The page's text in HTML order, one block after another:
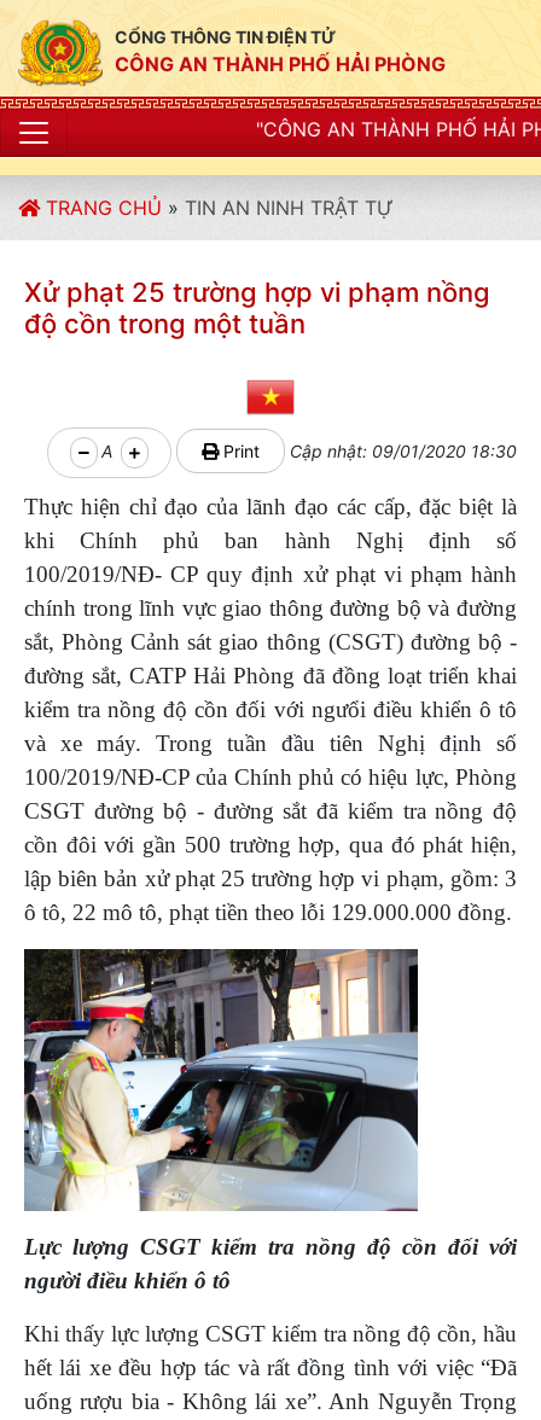
CỔNG THÔNG TIN ĐIỆN TỬ
CÔNG AN THÀNH PHỐ HẢI PHÒNG
"CÔNG AN THÀNH PHỐ HẢI PHÒNG SIẾT
TRANG CHỦ » TIN AN NINH TRẬT TỰ
Xử phạt 25 trường hợp vi phạm nồng
độ cồn trong một tuần
A Print Cập nhật: 09/01/2020 18:30
Thực hiện chỉ đạo của lãnh đạo các cấp, đặc biệt là
khi Chính phủ ban hành Nghị định số
100/2019/NĐ- CP quy định xử phạt vi phạm hành
chính trong lĩnh vực giao thông đường bộ và đường
sắt, Phòng Cảnh sát giao thông (CSGT) đường bộ -
đường sắt, CATP Hải Phòng đã đồng loạt triển khai
kiểm tra nồng độ cồn đối với ngưổi điều khiển ô tô
và xe máy. Trong tuần đầu tiên Nghị định số
100/2019/NĐ-CP của Chính phủ có hiệu lực, Phòng
CSGT đường bộ - đường sắt đã kiểm tra nồng độ
cồn đôi với gần 500 trường hợp, qua đó phát hiện,
lập biên bản xử phạt 25 trường hợp vi phạm, gồm: 3
ô tô, 22 mô tô, phạt tiền theo lỗi 129.000.000 đồng.
Lực lượng CSGT kiểm tra nồng độ cồn đối với
người điều khiển ô tô
Khi thấy lực lượng CSGT kiểm tra nồng độ cồn, hầu
hết lái xe đều hợp tác và rất đồng tình với việc “Đã
uống rượu bia - Không lái xe”. Anh Nguyễn Trọng